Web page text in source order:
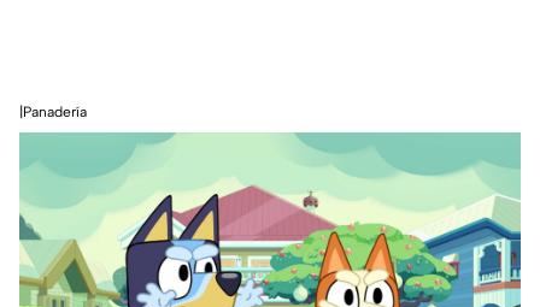
|Panadería